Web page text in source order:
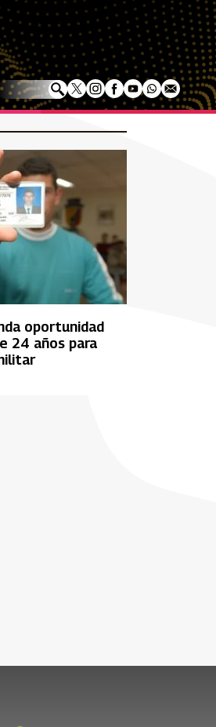
oportunidad
24 años para